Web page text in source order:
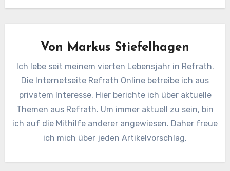
Von Markus Stiefelhagen
Ich lebe seit meinem vierten Lebensjahr in Refrath.
Die Internetseite Refrath Online betreibe ich aus
privatem Interesse. Hier berichte ich über aktuelle
Themen aus Refrath. Um immer aktuell zu sein, bin
ich auf die Mithilfe anderer angewiesen. Daher freue
ich mich über jeden Artikelvorschlag.